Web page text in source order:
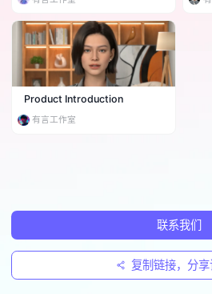
Product Introduction
有言工作室
联系我们
复制链接，分